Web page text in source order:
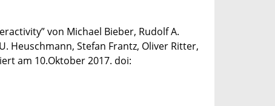
von Michael Bieber, Rudolf A.
Heuschmann, Stefan Frantz, Oliver Ritter,
am 10.Oktober 2017. doi: